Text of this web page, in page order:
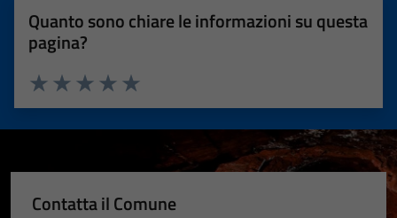
Quanto sono chiare le informazioni su questa
pagina?
Valuta 5 stelle su 5
Valuta 4 stelle su 5
Valuta 3 stelle su 5
Valuta 2 stelle su 5
Valuta 1 stelle su 5
Contatta il Comune